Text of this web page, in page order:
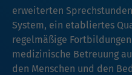
erweiterten
System, ein etabliertes
regelmäßige
medizinische Betreuung
den Menschen und den